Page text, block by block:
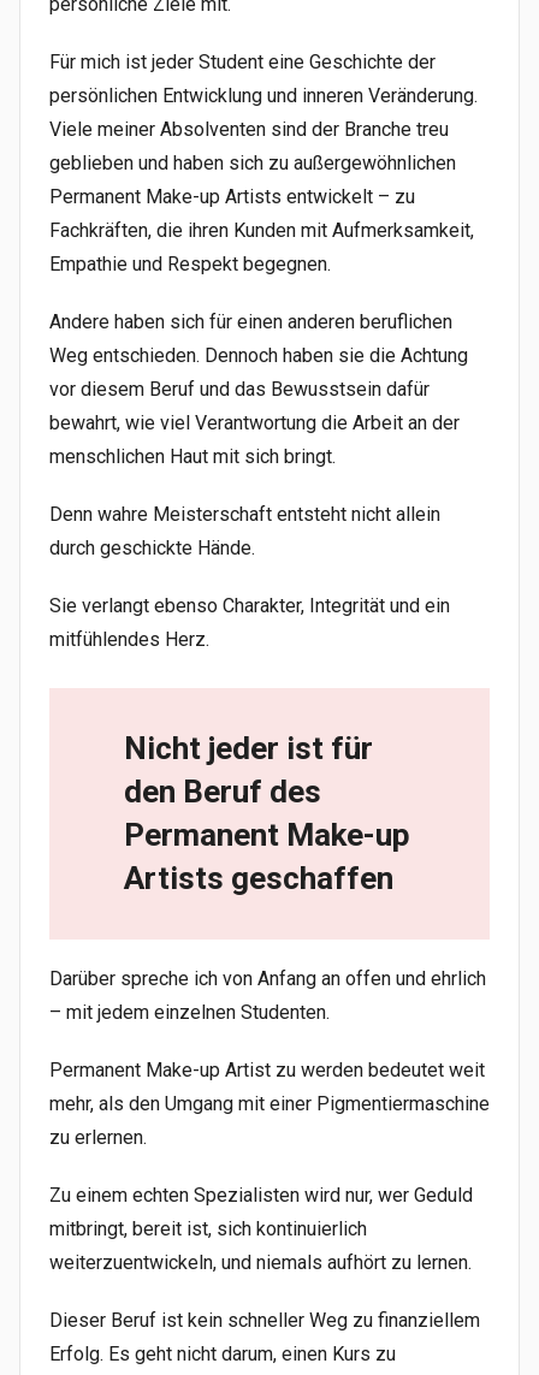
Für mich ist jeder Student eine Geschichte der
persönlichen Entwicklung und inneren Veränderung.
Viele meiner Absolventen sind der Branche treu
geblieben und haben sich zu außergewöhnlichen
Permanent Make-up Artists entwickelt – zu
Fachkräften, die ihren Kunden mit Aufmerksamkeit,
Empathie und Respekt begegnen.
Andere haben sich für einen anderen beruflichen
Weg entschieden. Dennoch haben sie die Achtung
vor diesem Beruf und das Bewusstsein dafür
bewahrt, wie viel Verantwortung die Arbeit an der
menschlichen Haut mit sich bringt.
Denn wahre Meisterschaft entsteht nicht allein
durch geschickte Hände.
Sie verlangt ebenso Charakter, Integrität und ein
mitfühlendes Herz.
Nicht jeder ist für
den Beruf des
Permanent Make-up
Artists geschaffen
Darüber spreche ich von Anfang an offen und ehrlich
– mit jedem einzelnen Studenten.
Permanent Make-up Artist zu werden bedeutet weit
mehr, als den Umgang mit einer Pigmentiermaschine
zu erlernen.
Zu einem echten Spezialisten wird nur, wer Geduld
mitbringt, bereit ist, sich kontinuierlich
weiterzuentwickeln, und niemals aufhört zu lernen.
Dieser Beruf ist kein schneller Weg zu finanziellem
Erfolg. Es geht nicht darum, einen Kurs zu